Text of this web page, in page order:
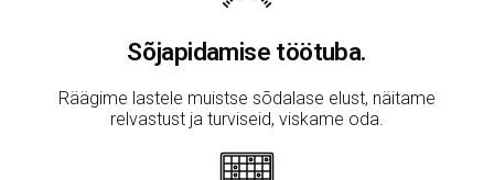
Sõjapidamise töötuba.
Räägime lastele muistse sõdalase elust, näitame
relvastust ja turviseid, viskame oda.